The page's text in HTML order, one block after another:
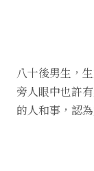
八十後男生，
旁人眼中也許
的人和事，認